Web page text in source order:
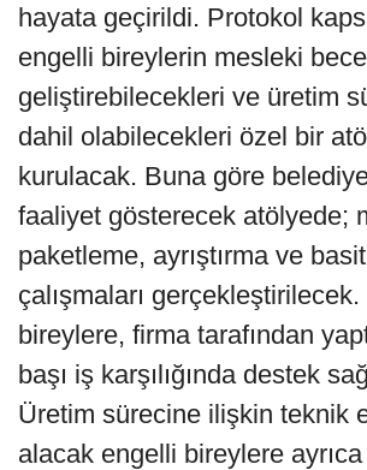
hayata geçirildi. Protokol
engelli bireylerin mesleki
geliştirebilecekleri ve üretim
dahil olabilecekleri özel bir
kurulacak. Buna göre
faaliyet gösterecek atölyede;
paketleme, ayrıştırma ve
çalışmaları
bireylere, firma tarafından
başı iş karşılığında destek
Üretim sürecine ilişkin teknik
alacak engelli bireylere